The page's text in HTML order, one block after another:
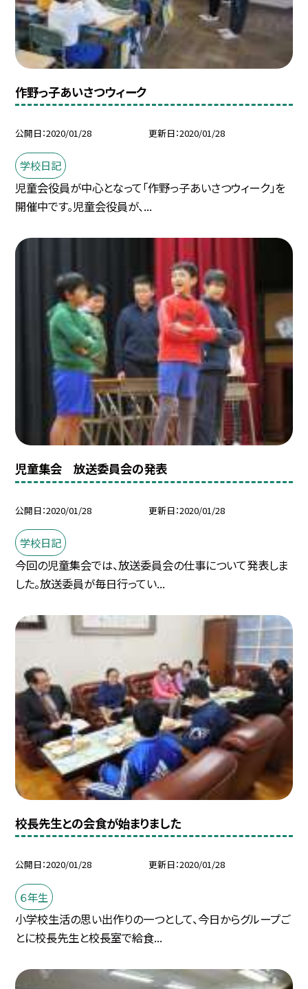
作野っ子あいさつウィーク
公開日 2020/01/28 更新日 2020/01/28
学校日記
児童会役員が中心となって「作野っ子あいさつウィーク」を
開催中です。児童会役員が、...
児童集会 放送委員会の発表
公開日 2020/01/28 更新日 2020/01/28
学校日記
今回の児童集会では、放送委員会の仕事について発表しま
した。放送委員が毎日行ってい...
校長先生との会食が始まりました
公開日 2020/01/28 更新日 2020/01/28
６年生
小学校生活の思い出作りの一つとして、今日からグループご
とに校長先生と校長室で給食...